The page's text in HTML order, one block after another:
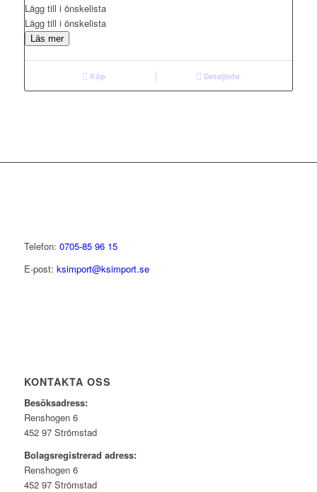
Lägg till i önskelista
Lägg till i önskelista
Läs mer
Köp Detaljinfo
Telefon: 0705-85 96 15
E-post: ksimport@ksimport.se
KONTAKTA OSS
Besöksadress:
Renshogen 6
452 97 Strömstad
Bolagsregistrerad adress:
Renshogen 6
452 97 Strömstad